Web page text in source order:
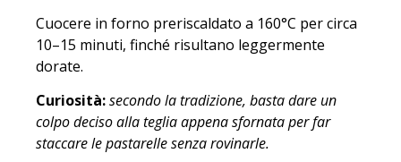
Cuocere in forno preriscaldato a 160°C per circa
10–15 minuti, finché risultano leggermente
dorate.
Curiosità:secondo la tradizione, basta dare un
colpo deciso alla teglia appena sfornata per far
staccare le pastarelle senza rovinarle.